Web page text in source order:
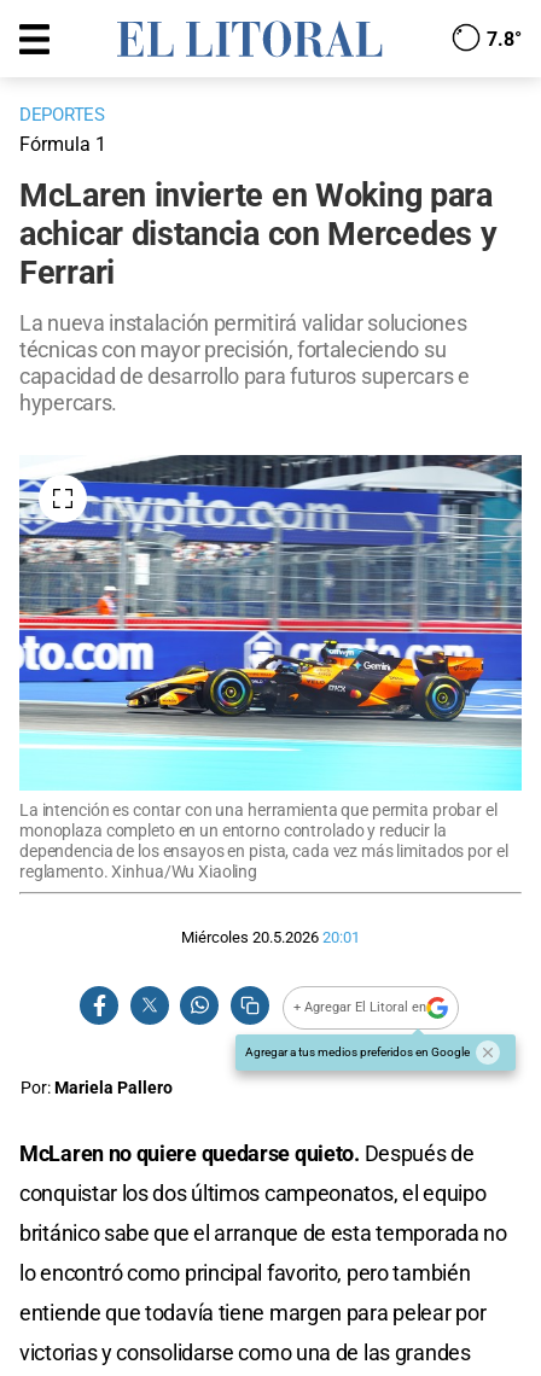
7.8°
DEPORTES
Fórmula 1
McLaren invierte en Woking para
achicar distancia con Mercedes y
Ferrari
La nueva instalación permitirá validar soluciones
técnicas con mayor precisión, fortaleciendo su
capacidad de desarrollo para futuros supercars e
hypercars.
La intención es contar con una herramienta que permita probar el
monoplaza completo en un entorno controlado y reducir la
dependencia de los ensayos en pista, cada vez más limitados por el
reglamento. Xinhua/Wu Xiaoling
Miércoles 20.5.2026 20:01
+ Agregar El Litoral en
Agregar a tus medios preferidos en Google
Por:Mariela Pallero
McLaren no quiere quedarse quieto. Después de
conquistar los dos últimos campeonatos, el equipo
británico sabe que el arranque de esta temporada no
lo encontró como principal favorito, pero también
entiende que todavía tiene margen para pelear por
victorias y consolidarse como una de las grandes